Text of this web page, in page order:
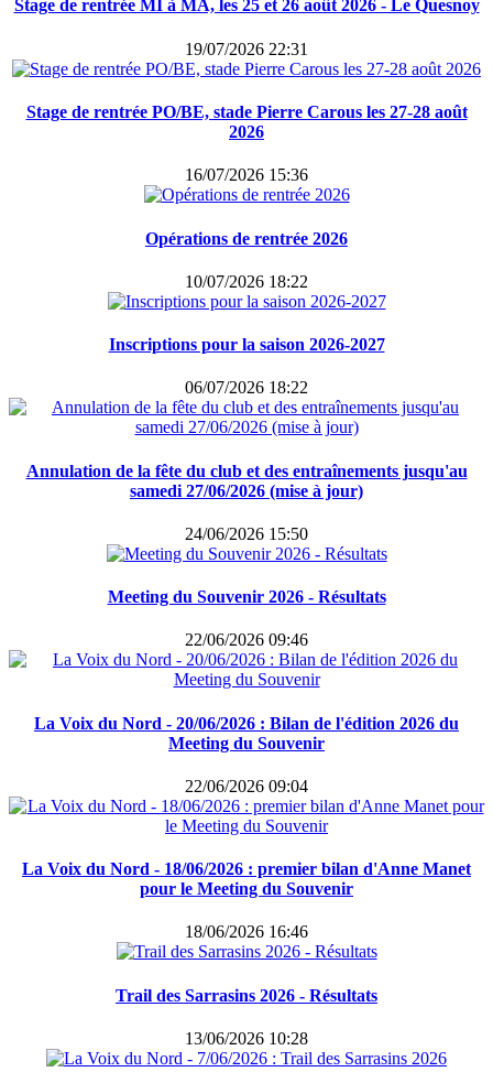
Stage de rentrée MI à MA, les 25 et 26 août 2026 - Le Quesnoy
19/07/2026 22:31
Stage de rentrée PO/BE, stade Pierre Carous les 27-28 août
2026
16/07/2026 15:36
Opérations de rentrée 2026
10/07/2026 18:22
Inscriptions pour la saison 2026-2027
06/07/2026 18:22
Annulation de la fête du club et des entraînements jusqu'au
samedi 27/06/2026 (mise à jour)
24/06/2026 15:50
Meeting du Souvenir 2026 - Résultats
22/06/2026 09:46
La Voix du Nord - 20/06/2026 : Bilan de l'édition 2026 du
Meeting du Souvenir
22/06/2026 09:04
La Voix du Nord - 18/06/2026 : premier bilan d'Anne Manet
pour le Meeting du Souvenir
18/06/2026 16:46
Trail des Sarrasins 2026 - Résultats
13/06/2026 10:28